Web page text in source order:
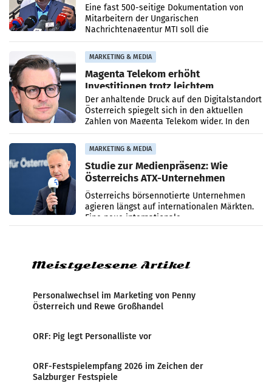
Zensur
Eine fast 500-seitige Dokumentation von
Mitarbeitern der Ungarischen
Nachrichtenagentur MTI soll die
systematische Nachrichten-Manipulation und
Zensur bei der Agentur während der Zeit
MARKETING & MEDIA
Magenta Telekom erhöht
Investitionen trotz leichtem
Umsatzrückgang
Der anhaltende Druck auf den Digitalstandort
Österreich spiegelt sich in den aktuellen
Zahlen von Magenta Telekom wider. In den
ersten sechs Monaten des laufenden Jahres
verzeichnete
MARKETING & MEDIA
Studie zur Medienpräsenz: Wie
Österreichs ATX-Unternehmen
international wahrgenommen
werden
Österreichs börsennotierte Unternehmen
agieren längst auf internationalen Märkten.
Eine neue internationale
Medienresonanzanalyse untersucht die
Meistgelesene Artikel
Personalwechsel im Marketing von Penny
Österreich und Rewe Großhandel
ORF: Pig legt Personalliste vor
ORF-Festspielempfang 2026 im Zeichen der
Salzburger Festspiele